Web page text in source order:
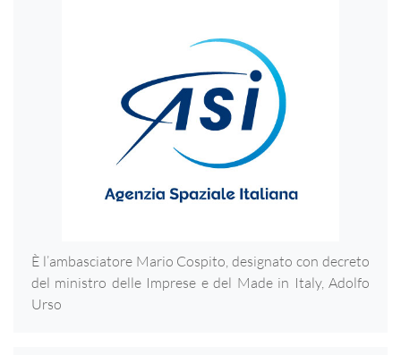
È l’ambasciatore Mario Cospito, designato con decreto
del ministro delle Imprese e del Made in Italy, Adolfo
Urso